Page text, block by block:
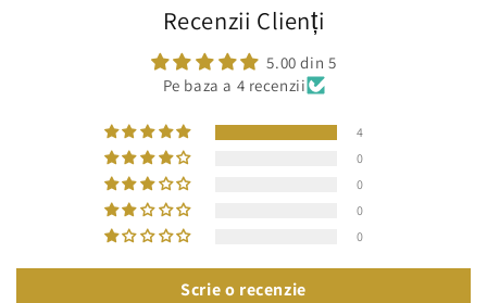
Recenzii Clienți
5.00 din 5
Pe baza a 4 recenzii
4
0
0
0
0
Scrie o recenzie